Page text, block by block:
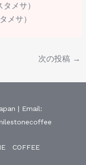
メサ）
サ）
次の投稿 →
| Email:
COFFEE